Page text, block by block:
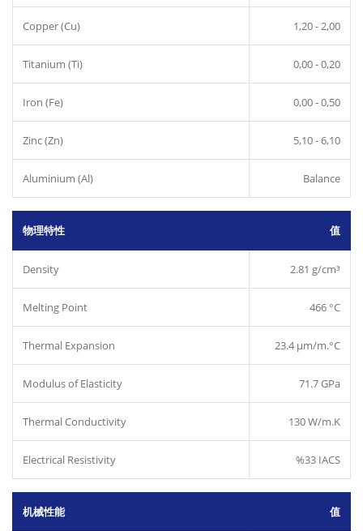
Copper (Cu) 1,20 - 2,00
Titanium (Ti) 0,00 - 0,20
Iron (Fe) 0,00 - 0,50
Zinc (Zn) 5,10 - 6,10
Aluminium (Al) Balance
物理特性 值
Density 2.81 g/cm³
Melting Point 466 °C
Thermal Expansion 23.4 µm/m.°C
Modulus of Elasticity 71.7 GPa
Thermal Conductivity 130 W/m.K
Electrical Resistivity %33 IACS
机械性能 值